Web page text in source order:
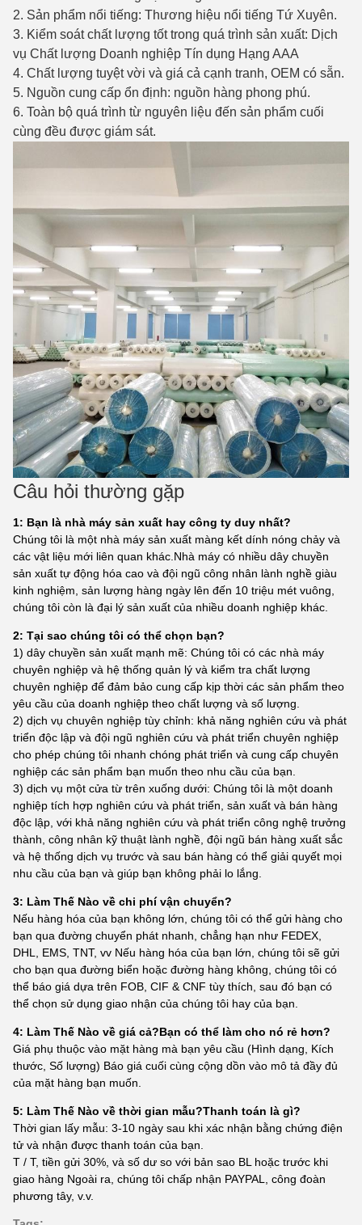
2. Sản phẩm nổi tiếng: Thương hiệu nổi tiếng Tứ Xuyên.
3. Kiểm soát chất lượng tốt trong quá trình sản xuất: Dịch
vụ Chất lượng Doanh nghiệp Tín dụng Hạng AAA
4. Chất lượng tuyệt vời và giá cả cạnh tranh, OEM có sẵn.
5. Nguồn cung cấp ổn định: nguồn hàng phong phú.
6. Toàn bộ quá trình từ nguyên liệu đến sản phẩm cuối
cùng đều được giám sát.
Câu hỏi thường gặp
1: Bạn là nhà máy sản xuất hay công ty duy nhất?
Chúng tôi là một nhà máy sản xuất màng kết dính nóng chảy và
các vật liệu mới liên quan khác.Nhà máy có nhiều dây chuyền
sản xuất tự động hóa cao và đội ngũ công nhân lành nghề giàu
kinh nghiệm, sản lượng hàng ngày lên đến 10 triệu mét vuông,
chúng tôi còn là đại lý sản xuất của nhiều doanh nghiệp khác.
2: Tại sao chúng tôi có thể chọn bạn?
1) dây chuyền sản xuất mạnh mẽ: Chúng tôi có các nhà máy
chuyên nghiệp và hệ thống quản lý và kiểm tra chất lượng
chuyên nghiệp để đảm bảo cung cấp kịp thời các sản phẩm theo
yêu cầu của doanh nghiệp theo chất lượng và số lượng.
2) dịch vụ chuyên nghiệp tùy chỉnh: khả năng nghiên cứu và phát
triển độc lập và đội ngũ nghiên cứu và phát triển chuyên nghiệp
cho phép chúng tôi nhanh chóng phát triển và cung cấp chuyên
nghiệp các sản phẩm bạn muốn theo nhu cầu của bạn.
3) dịch vụ một cửa từ trên xuống dưới: Chúng tôi là một doanh
nghiệp tích hợp nghiên cứu và phát triển, sản xuất và bán hàng
độc lập, với khả năng nghiên cứu và phát triển công nghệ trưởng
thành, công nhân kỹ thuật lành nghề, đội ngũ bán hàng xuất sắc
và hệ thống dịch vụ trước và sau bán hàng có thể giải quyết mọi
nhu cầu của bạn và giúp bạn không phải lo lắng.
3: Làm Thế Nào về chi phí vận chuyển?
Nếu hàng hóa của bạn không lớn, chúng tôi có thể gửi hàng cho
bạn qua đường chuyển phát nhanh, chẳng hạn như FEDEX,
DHL, EMS, TNT, vv Nếu hàng hóa của bạn lớn, chúng tôi sẽ gửi
cho bạn qua đường biển hoặc đường hàng không, chúng tôi có
thể báo giá dựa trên FOB, CIF & CNF tùy thích, sau đó bạn có
thể chọn sử dụng giao nhận của chúng tôi hay của bạn.
4: Làm Thế Nào về giá cả?Bạn có thể làm cho nó rẻ hơn?
Giá phụ thuộc vào mặt hàng mà bạn yêu cầu (Hình dạng, Kích
thước, Số lượng) Báo giá cuối cùng cộng dồn vào mô tả đầy đủ
của mặt hàng bạn muốn.
5: Làm Thế Nào về thời gian mẫu?Thanh toán là gì?
Thời gian lấy mẫu: 3-10 ngày sau khi xác nhận bằng chứng điện
tử và nhận được thanh toán của bạn.
T / T, tiền gửi 30%, và số dư so với bản sao BL hoặc trước khi
giao hàng Ngoài ra, chúng tôi chấp nhận PAYPAL, công đoàn
phương tây, v.v.